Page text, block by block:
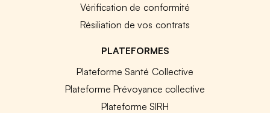
Vérification de conformité
Résiliation de vos contrats
PLATEFORMES
Plateforme Santé Collective
Plateforme Prévoyance collective
Plateforme SIRH